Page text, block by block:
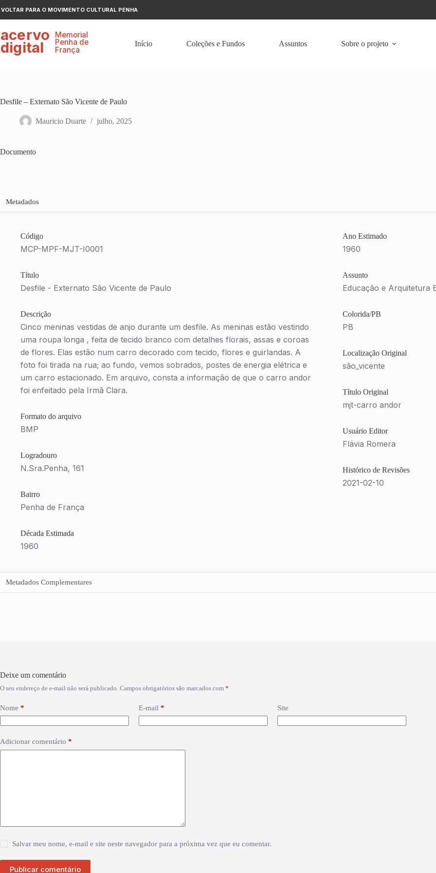
para
o
VOLTAR PARA O MOVIMENTO CULTURAL PENHA
Memorial
Penha de
França
acervo
digital Início Coleções e Fundos Assuntos Sobre o projeto
Desfile – Externato São Vicente de Paulo
Mauricio Duarte julho, 2025
Documento
Metadados
Código
MCP-MPF-MJT-I0001
Título
Desfile - Externato São Vicente de Paulo
Descrição
Cinco meninas vestidas de anjo durante um desfile. As meninas estão vestindo
uma roupa longa , feita de tecido branco com detalhes florais, assas e coroas
de flores. Elas estão num carro decorado com tecido, flores e guirlandas. A
foto foi tirada na rua; ao fundo, vemos sobrados, postes de energia elétrica e
um carro estacionado. Em arquivo, consta a informação de que o carro andor
foi enfeitado pela Irmã Clara.
Formato do arquivo
BMP
Logradouro
N.Sra.Penha, 161
Bairro
Penha de França
Década Estimada
1960
Ano Estimado
1960
Assunto
Educação e Arquitetura
Colorida/PB
PB
Localização Original
são_vicente
Título Original
mjt-carro andor
Usuário Editor
Flávia Romera
Histórico de Revisões
2021-02-10
Metadados Complementares
Deixe um comentário
O seu endereço de e-mail não será publicado. Campos obrigatórios são marcados com *
Nome * E-mail * Site
Adicionar comentário *
Salvar meu nome, e-mail e site neste navegador para a próxima vez que eu comentar.
Publicar comentário